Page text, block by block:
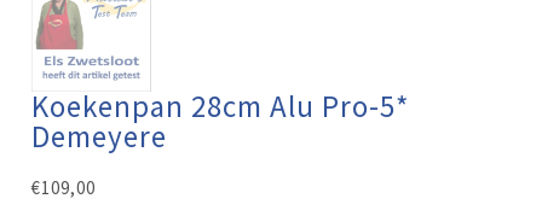
Koekenpan 28cm Alu Pro-5*
Demeyere
€109,00